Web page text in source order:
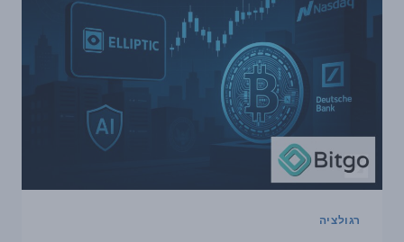
עם
אפשרית
למנפיקי
STABLECOINS
רגולציה